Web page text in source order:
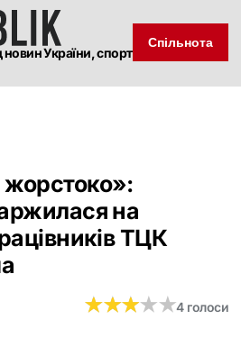
новин України, спорт
Спільнота
на
ТЦК
★★★★★
★★★★★4 голоси